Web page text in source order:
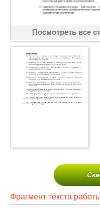
Посмотреть все
Фрагмент текста